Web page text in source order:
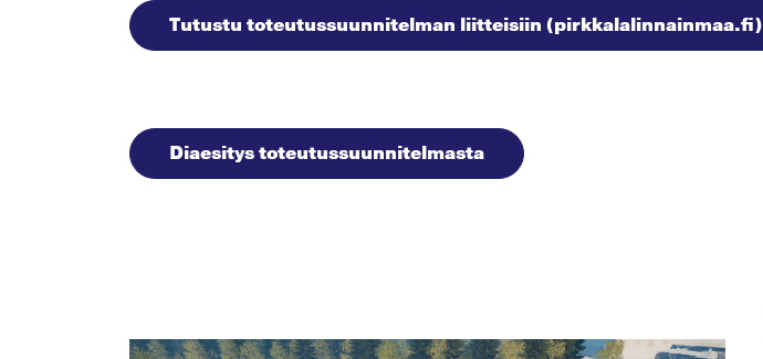
Tutustu toteutussuunnitelman liitteisiin (pirkkalalinnainmaa.fi)
Diaesitys toteutussuunnitelmasta